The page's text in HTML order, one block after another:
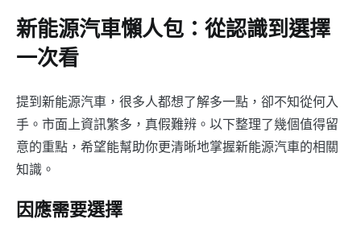
新能源汽車懶人包：從認識到選擇
一次看
提到新能源汽車，很多人都想了解多一點，卻不知從何入
手。市面上資訊繁多，真假難辨。以下整理了幾個值得留
意的重點，希望能幫助你更清晰地掌握新能源汽車的相關
知識。
因應需要選擇